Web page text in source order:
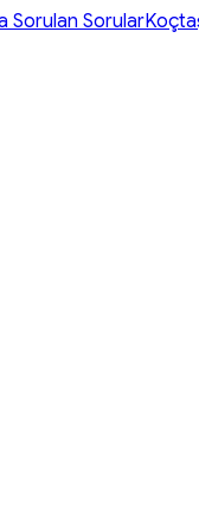
Sorulan Sorular